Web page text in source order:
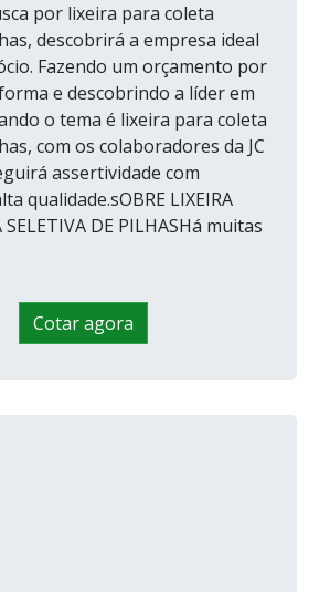
por lixeira para coleta
descobrirá a empresa ideal
Fazendo um orçamento por
e descobrindo a líder em
o tema é lixeira para coleta
com os colaboradores da JC
assertividade com
qualidade.sOBRE LIXEIRA
SELETIVA DE PILHASHá muitas
Cotar agora